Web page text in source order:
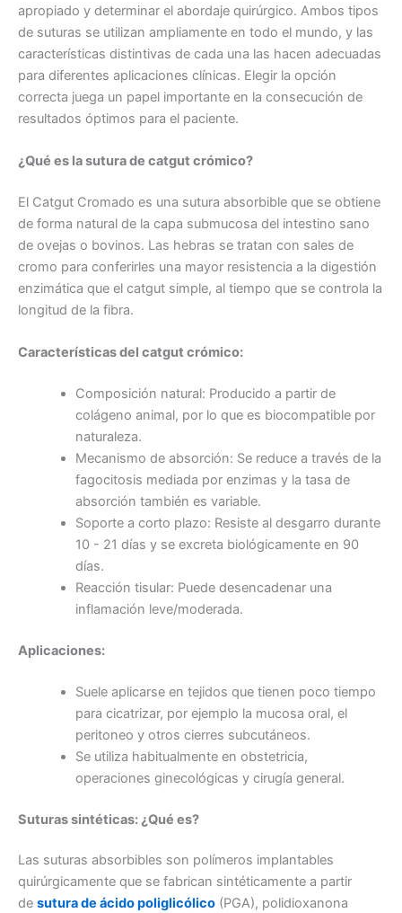
apropiado y determinar el abordaje quirúrgico. Ambos tipos
de suturas se utilizan ampliamente en todo el mundo, y las
características distintivas de cada una las hacen adecuadas
para diferentes aplicaciones clínicas. Elegir la opción
correcta juega un papel importante en la consecución de
resultados óptimos para el paciente.
¿Qué es la sutura de catgut crómico?
El Catgut Cromado es una sutura absorbible que se obtiene
de forma natural de la capa submucosa del intestino sano
de ovejas o bovinos. Las hebras se tratan con sales de
cromo para conferirles una mayor resistencia a la digestión
enzimática que el catgut simple, al tiempo que se controla la
longitud de la fibra.
Características del catgut crómico:
Composición natural: Producido a partir de
colágeno animal, por lo que es biocompatible por
naturaleza.
Mecanismo de absorción: Se reduce a través de la
fagocitosis mediada por enzimas y la tasa de
absorción también es variable.
Soporte a corto plazo: Resiste al desgarro durante
10 - 21 días y se excreta biológicamente en 90
días.
Reacción tisular: Puede desencadenar una
inflamación leve/moderada.
Aplicaciones:
Suele aplicarse en tejidos que tienen poco tiempo
para cicatrizar, por ejemplo la mucosa oral, el
peritoneo y otros cierres subcutáneos.
Se utiliza habitualmente en obstetricia,
operaciones ginecológicas y cirugía general.
Suturas sintéticas: ¿Qué es?
Las suturas absorbibles son polímeros implantables
quirúrgicamente que se fabrican sintéticamente a partir
de sutura de ácido poliglicólico (PGA), polidioxanona